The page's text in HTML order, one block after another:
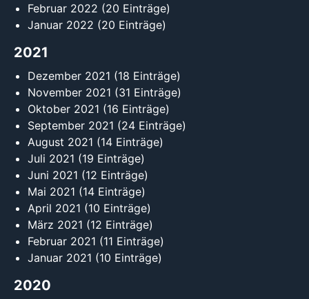
Februar 2022 (20 Einträge)
Januar 2022 (20 Einträge)
2021
Dezember 2021 (18 Einträge)
November 2021 (31 Einträge)
Oktober 2021 (16 Einträge)
September 2021 (24 Einträge)
August 2021 (14 Einträge)
Juli 2021 (19 Einträge)
Juni 2021 (12 Einträge)
Mai 2021 (14 Einträge)
April 2021 (10 Einträge)
März 2021 (12 Einträge)
Februar 2021 (11 Einträge)
Januar 2021 (10 Einträge)
2020